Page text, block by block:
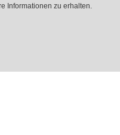
Informationen zu erhalten.